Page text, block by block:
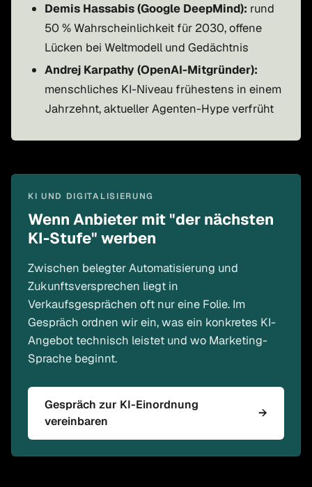
Demis Hassabis (Google DeepMind): rund
50 % Wahrscheinlichkeit für 2030, offene
Lücken bei Weltmodell und Gedächtnis
Andrej Karpathy (OpenAI-Mitgründer):
menschliches KI-Niveau frühestens in einem
Jahrzehnt, aktueller Agenten-Hype verfrüht
KI UND DIGITALISIERUNG
Wenn Anbieter mit "der nächsten
KI-Stufe" werben
Zwischen belegter Automatisierung und
Zukunftsversprechen liegt in
Verkaufsgesprächen oft nur eine Folie. Im
Gespräch ordnen wir ein, was ein konkretes KI-
Angebot technisch leistet und wo Marketing-
Sprache beginnt.
Gespräch zur KI-Einordnung
vereinbaren
→